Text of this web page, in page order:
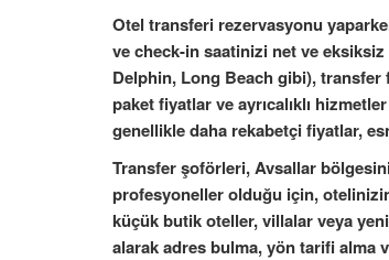
Otel transferi rezervasyonu
ve check-in saatinizi net ve
Delphin, Long Beach gibi),
paket fiyatlar ve ayrıcalıklı
genellikle daha rekabetçi fiyatlar,
Transfer şoförleri, Avsallar
profesyoneller olduğu için,
küçük butik oteller, villalar veya
alarak adres bulma, yön tarifi alma